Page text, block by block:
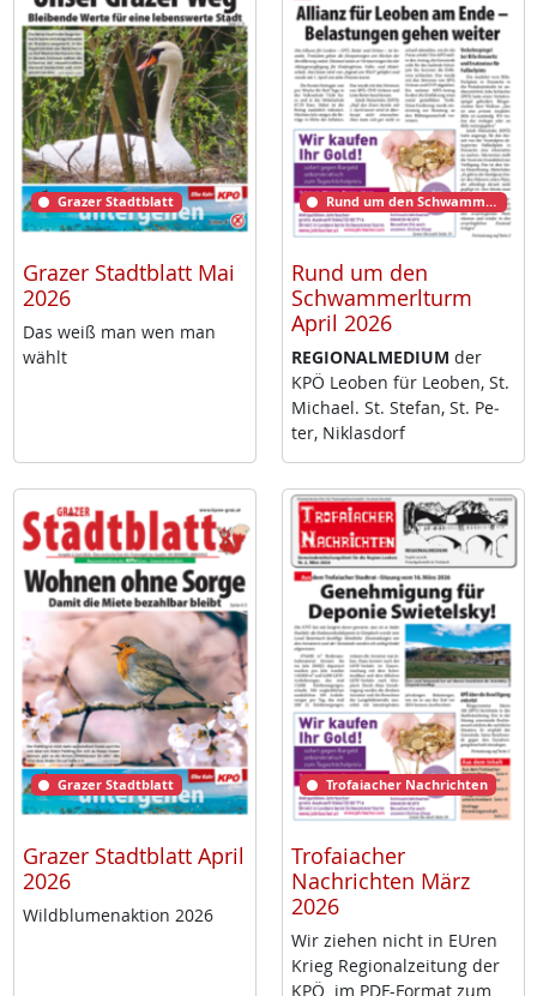
Grazer Stadtblatt
Grazer Stadtblatt Mai
2026
Das weiß man wen man
wählt
Rund um den Schwammerlturm
Rund um den
Schwammerlturm
April 2026
RE­GIO­NAL­ME­DI­UM der
KPÖ Leo­ben für Leo­ben, St.
Mi­cha­el. St. Ste­fan, St. Pe­
ter, Niklas­dorf
Grazer Stadtblatt
Grazer Stadtblatt April
2026
Wild­blu­men­ak­ti­on 2026
Trofaiacher Nachrichten
Trofaiacher
Nachrichten März
2026
Wir zie­hen nicht in EU­ren
Krieg Re­gio­nal­zei­tung der
KPÖ im PDF-For­mat zum